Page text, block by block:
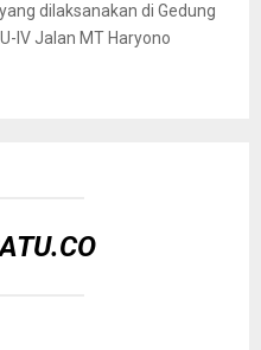
dilaksanakan di Gedung
lV Jalan MT Haryono